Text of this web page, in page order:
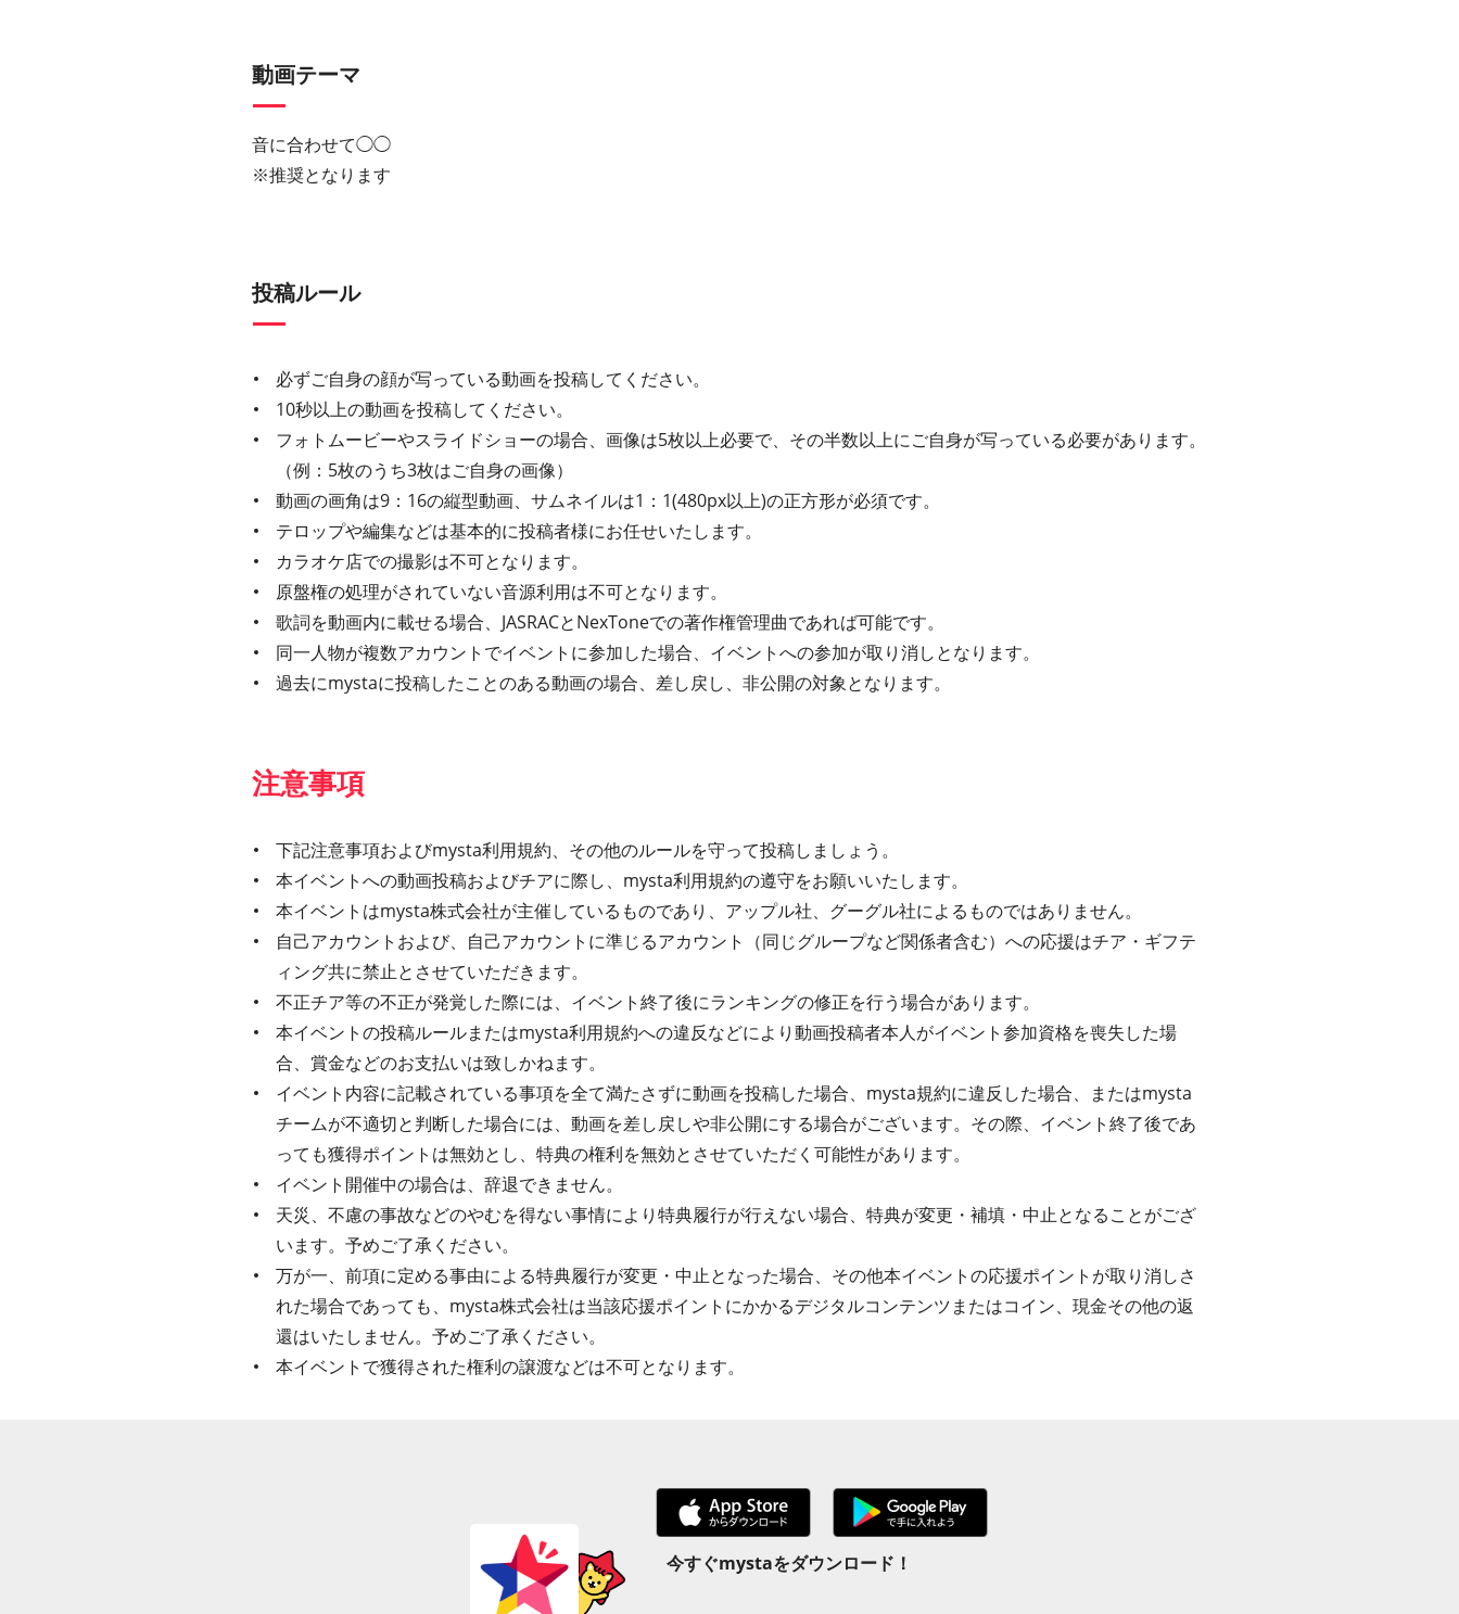
動画テーマ
音に合わせて◯◯
※推奨となります
投稿ルール
必ずご自身の顔が写っている動画を投稿してください。
10秒以上の動画を投稿してください。
フォトムービーやスライドショーの場合、画像は5枚以上必要で、その半数以上にご自身が写っている必要があります。
（例：5枚のうち3枚はご自身の画像）
動画の画角は9：16の縦型動画、サムネイルは1：1(480px以上)の正方形が必須です。
テロップや編集などは基本的に投稿者様にお任せいたします。
カラオケ店での撮影は不可となります。
原盤権の処理がされていない音源利用は不可となります。
歌詞を動画内に載せる場合、JASRACとNexToneでの著作権管理曲であれば可能です。
同一人物が複数アカウントでイベントに参加した場合、イベントへの参加が取り消しとなります。
過去にmystaに投稿したことのある動画の場合、差し戻し、非公開の対象となります。
注意事項
下記注意事項およびmysta利用規約、その他のルールを守って投稿しましょう。
本イベントへの動画投稿およびチアに際し、mysta利用規約の遵守をお願いいたします。
本イベントはmysta株式会社が主催しているものであり、アップル社、グーグル社によるものではありません。
自己アカウントおよび、自己アカウントに準じるアカウント（同じグループなど関係者含む）への応援はチア・ギフテ
ィング共に禁止とさせていただきます。
不正チア等の不正が発覚した際には、イベント終了後にランキングの修正を行う場合があります。
本イベントの投稿ルールまたはmysta利用規約への違反などにより動画投稿者本人がイベント参加資格を喪失した場
合、賞金などのお支払いは致しかねます。
イベント内容に記載されている事項を全て満たさずに動画を投稿した場合、mysta規約に違反した場合、またはmysta
チームが不適切と判断した場合には、動画を差し戻しや非公開にする場合がございます。その際、イベント終了後であ
っても獲得ポイントは無効とし、特典の権利を無効とさせていただく可能性があります。
イベント開催中の場合は、辞退できません。
天災、不慮の事故などのやむを得ない事情により特典履行が行えない場合、特典が変更・補填・中止となることがござ
います。予めご了承ください。
万が一、前項に定める事由による特典履行が変更・中止となった場合、その他本イベントの応援ポイントが取り消しさ
れた場合であっても、mysta株式会社は当該応援ポイントにかかるデジタルコンテンツまたはコイン、現金その他の返
還はいたしません。予めご了承ください。
本イベントで獲得された権利の譲渡などは不可となります。
今すぐmystaをダウンロード！